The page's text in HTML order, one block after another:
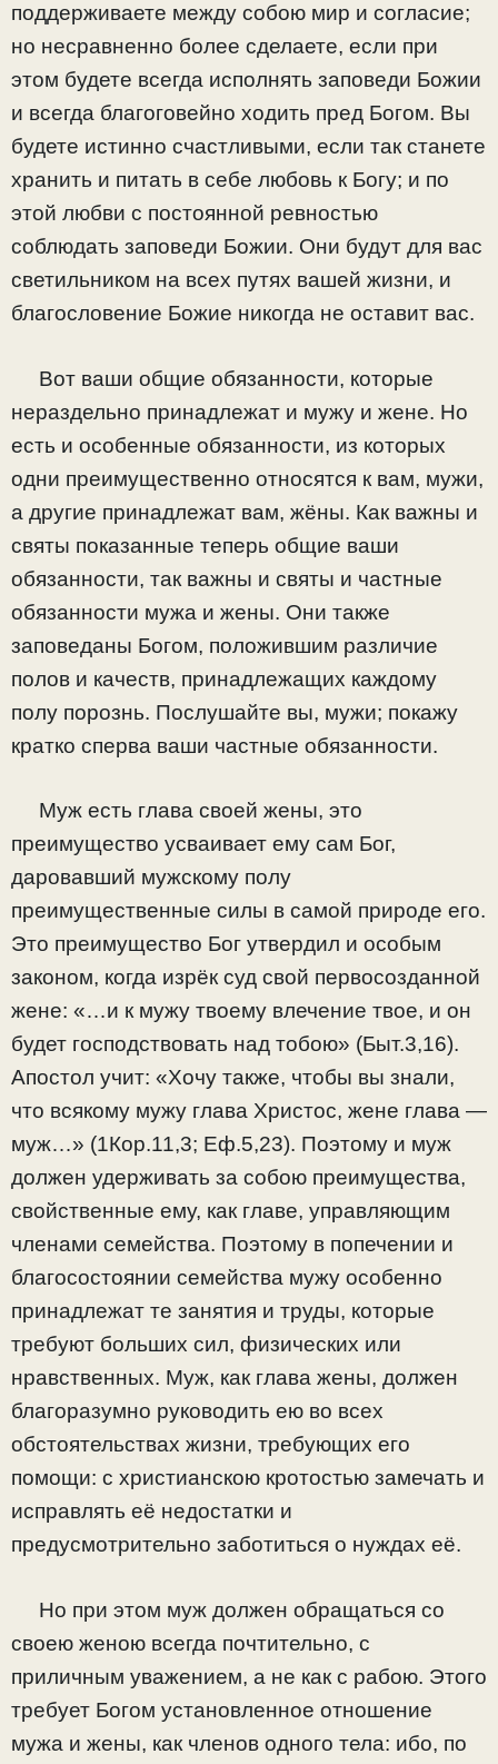
поддерживаете между собою мир и согласие;
но несравненно более сделаете, если при
этом будете всегда исполнять заповеди Божии
и всегда благоговейно ходить пред Богом. Вы
будете истинно счастливыми, если так станете
хранить и питать в себе любовь к Богу; и по
этой любви с постоянной ревностью
соблюдать заповеди Божии. Они будут для вас
светильником на всех путях вашей жизни, и
благословение Божие никогда не оставит вас.
Вот ваши общие обязанности, которые
нераздельно принадлежат и мужу и жене. Но
есть и особенные обязанности, из которых
одни преимущественно относятся к вам, мужи,
а другие принадлежат вам, жёны. Как важны и
святы показанные теперь общие ваши
обязанности, так важны и святы и частные
обязанности мужа и жены. Они также
заповеданы Богом, положившим различие
полов и качеств, принадлежащих каждому
полу порознь. Послушайте вы, мужи; покажу
кратко сперва ваши частные обязанности.
Муж есть глава своей жены, это
преимущество усваивает ему сам Бог,
даровавший мужскому полу
преимущественные силы в самой природе его.
Это преимущество Бог утвердил и особым
законом, когда изрёк суд свой первосозданной
жене: «…и к мужу твоему влечение твое, и он
будет господствовать над тобою» (Быт.3,16).
Апостол учит: «Хочу также, чтобы вы знали,
что всякому мужу глава Христос, жене глава —
муж…» (1Кор.11,3; Еф.5,23). Поэтому и муж
должен удерживать за собою преимущества,
свойственные ему, как главе, управляющим
членами семейства. Поэтому в попечении и
благосостоянии семейства мужу особенно
принадлежат те занятия и труды, которые
требуют больших сил, физических или
нравственных. Муж, как глава жены, должен
благоразумно руководить ею во всех
обстоятельствах жизни, требующих его
помощи: с христианскою кротостью замечать и
исправлять её недостатки и
предусмотрительно заботиться о нуждах её.
Но при этом муж должен обращаться со
своею женою всегда почтительно, с
приличным уважением, а не как с рабою. Этого
требует Богом установленное отношение
мужа и жены, как членов одного тела: ибо, по